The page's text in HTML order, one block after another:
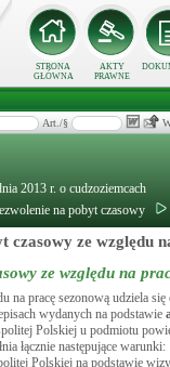
STRONA
GŁÓWNA
AKTY
PRAWNE
Art./§
2013 r. o cudzoziemcach
na pobyt czasowy
czasowy ze względu
ze względu na
na pracę sezonową udziela
wydanych na podstawie
Polskiej u podmiotu
łącznie następujące warunki:
Polskiej na podstawie